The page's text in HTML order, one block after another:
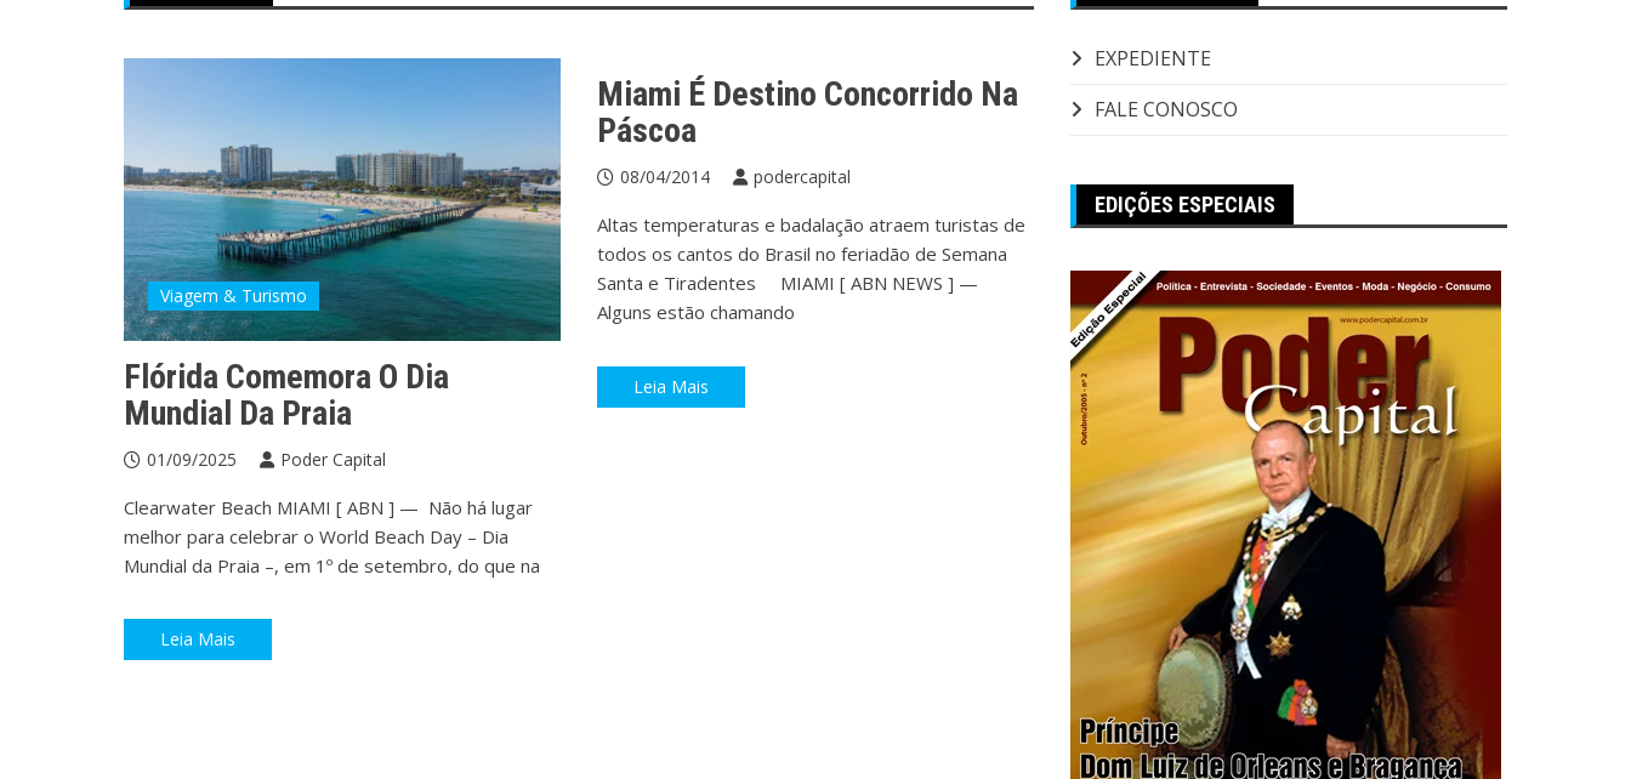
Viagem & Turismo
Flórida Comemora O Dia
Mundial Da Praia
01/09/2025 Poder Capital
Clearwater Beach MIAMI [ ABN ] — Não há lugar
melhor para celebrar o World Beach Day – Dia
Mundial da Praia –, em 1º de setembro, do que na
Leia Mais
ABN NEWS Hotéis Miami Viagem
Miami É Destino Concorrido Na
Páscoa
08/04/2014 podercapital
Altas temperaturas e badalação atraem turistas de
todos os cantos do Brasil no feriadão de Semana
Santa e Tiradentes MIAMI [ ABN NEWS ] —
Alguns estão chamando
Leia Mais
EXPEDIENTE
FALE CONOSCO
EDIÇÕES ESPECIAIS